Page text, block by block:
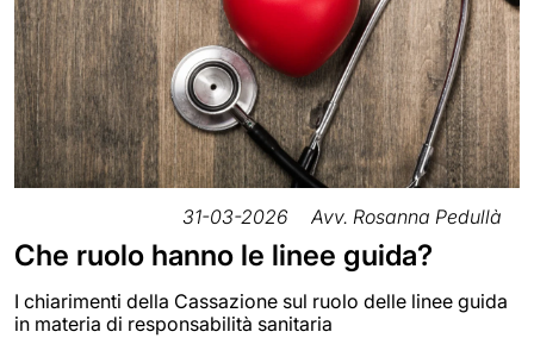
31-03-2026 Avv. Rosanna Pedullà
Che ruolo hanno le linee guida?
I chiarimenti della Cassazione sul ruolo delle linee guida
in materia di responsabilità sanitaria